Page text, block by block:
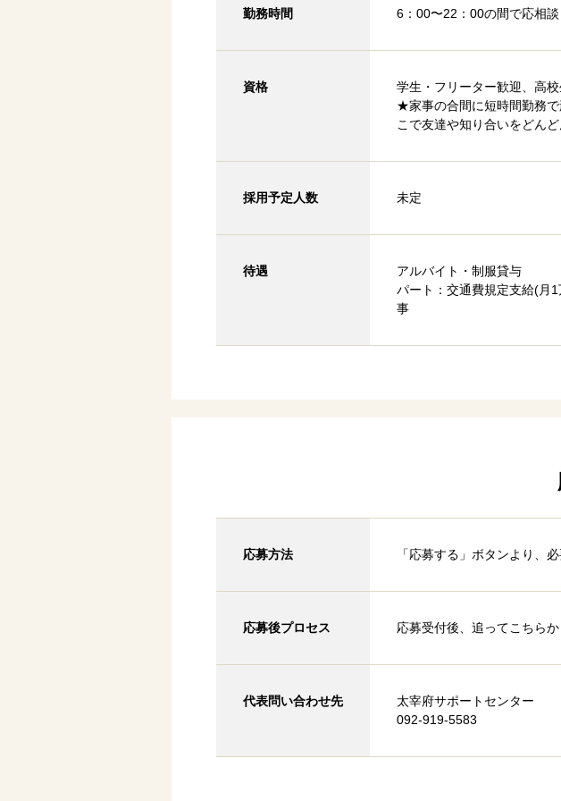
勤務時間 6：00〜22：00の間で応相談
資格
学生・フリーター歓迎、高校
★家事の合間に短時間勤務で
こで友達や知り合いをどん
採用予定人数 未定
待遇
アルバイト・制服貸与
パート：交通費規定支給(月
事
応募方法 「応募する」ボタンより、
応募後プロセス 応募受付後、追ってこちら
代表問い合わせ先
太宰府サポートセンター
092-919-5583